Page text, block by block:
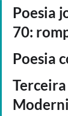
Poesia
70:
Poesia